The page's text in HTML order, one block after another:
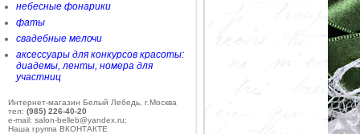
небесные фонарики
фаты
свадебные мелочи
аксессуары для конкурсов красоты:
диадемы, ленты, номера для
участниц
Интернет-магазин Белый Лебедь, г.Москва
тел: (985) 226-40-20
e-mail: salon-belleb@yandex.ru;
Наша группа ВКОНТАКТЕ